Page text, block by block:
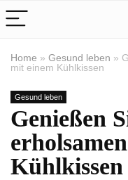
Home » Gesund leben »
mit einem Kühlkissen
Gesund leben
Genießen
Kühlkissen